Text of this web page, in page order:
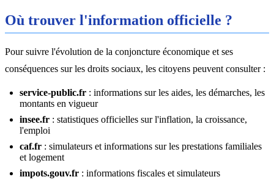
Où trouver l'information officielle ?
Pour suivre l'évolution de la conjoncture économique et ses
conséquences sur les droits sociaux, les citoyens peuvent consulter :
service-public.fr : informations sur les aides, les démarches, les
montants en vigueur
insee.fr : statistiques officielles sur l'inflation, la croissance,
l'emploi
caf.fr : simulateurs et informations sur les prestations familiales
et logement
impots.gouv.fr : informations fiscales et simulateurs